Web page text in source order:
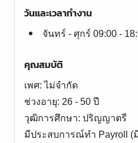
วันและเวลาทำงาน
จันทร์ - ศุกร์ 09:00 -
คุณสมบัติ
เพศ: ไม่จำกัด
ช่วงอายุ: 26 - 50 ปี
วุฒิการศึกษา: ปริญญาตรี
มีประสบการณ์ทำ Payroll (